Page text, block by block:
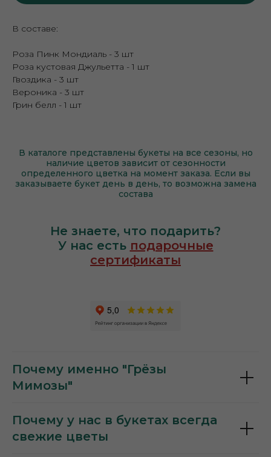
В составе:
Роза Пинк Мондиаль - 3 шт
Роза кустовая Джульетта - 1 шт
Гвоздика - 3 шт
Вероника - 3 шт
Грин белл - 1 шт
В каталоге представлены букеты на все сезоны, но
наличие цветов зависит от сезонности
определенного цветка на момент заказа. Если вы
заказываете букет день в день, то возможна замена
состава
Не знаете, что подарить?
У нас есть подарочные
сертификаты
Почему именно "Грёзы
Мимозы"
Почему у нас в букетах всегда
свежие цветы